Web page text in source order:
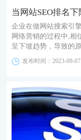
当网站SEO排名
企业在做网站搜索引
网络营销的过程中,相
呈下坡趋势，导致的
发布时间：2023-09-07